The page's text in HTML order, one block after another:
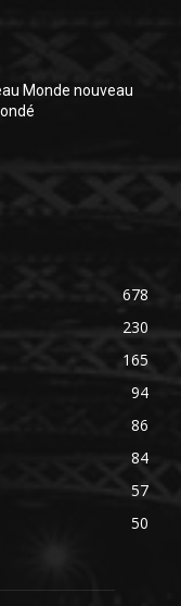
Monde nouveau
678
230
165
94
86
84
57
50